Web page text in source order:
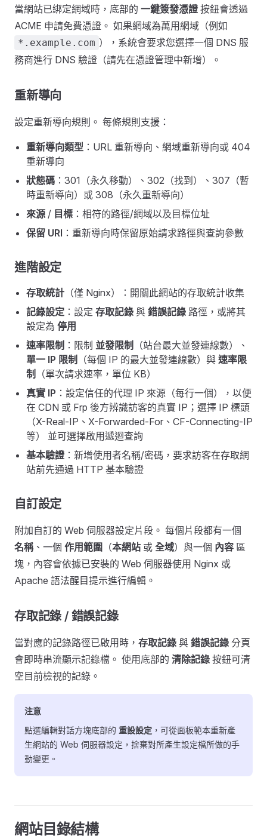
當網站已綁定網域時，底部的 一鍵簽發憑證 按鈕會透過
ACME 申請免費憑證。 如果網域為萬用網域（例如
*.example.com ），系統會要求您選擇一個 DNS 服
務商進行 DNS 驗證（請先在憑證管理中新增）。
重新導向
設定重新導向規則。 每條規則支援：
重新導向類型 ：URL 重新導向、網域重新導向或 404
重新導向
狀態碼 ：301（永久移動）、302（找到）、307（暫
時重新導向）或 308（永久重新導向）
來源 / 目標 ：相符的路徑/網域以及目標位址
保留 URI ：重新導向時保留原始請求路徑與查詢參數
進階設定
存取統計 （僅 Nginx）：開關此網站的存取統計收集
記錄設定 ：設定 存取記錄 與 錯誤記錄 路徑，或將其
設定為 停用
速率限制 ：限制 並發限制
（站台最大並發連線數）、
單一 IP 限制
（每個 IP 的最大並發連線數）與 速率限
制
（單次請求速率，單位 KB）
真實 IP ：設定信任的代理 IP 來源（每行一個），以便
在 CDN 或 Frp 後方辨識訪客的真實 IP；選擇 IP 標頭
（X-Real-IP、X-Forwarded-For、CF-Connecting-IP
等） 並可選擇啟用遞迴查詢
基本驗證 ：新增使用者名稱/密碼，要求訪客在存取網
站前先通過 HTTP 基本驗證
自訂設定
附加自訂的 Web 伺服器設定片段。 每個片段都有一個
名稱、一個 作用範圍 （本網站 或 全域）與一個 內容 區
塊，內容會依據已安裝的 Web 伺服器使用 Nginx 或
Apache 語法醒目提示進行編輯。
存取記錄 / 錯誤記錄
當對應的記錄路徑已啟用時， 存取記錄 與 錯誤記錄 分頁
會即時串流顯示記錄檔。 使用底部的 清除記錄 按鈕可清
空目前檢視的記錄。
注意
點選編輯對話方塊底部的 重設設定 ，可從面板範本重新產
生網站的 Web 伺服器設定，捨棄對所產生設定檔所做的手
動變更。
網站目錄結構